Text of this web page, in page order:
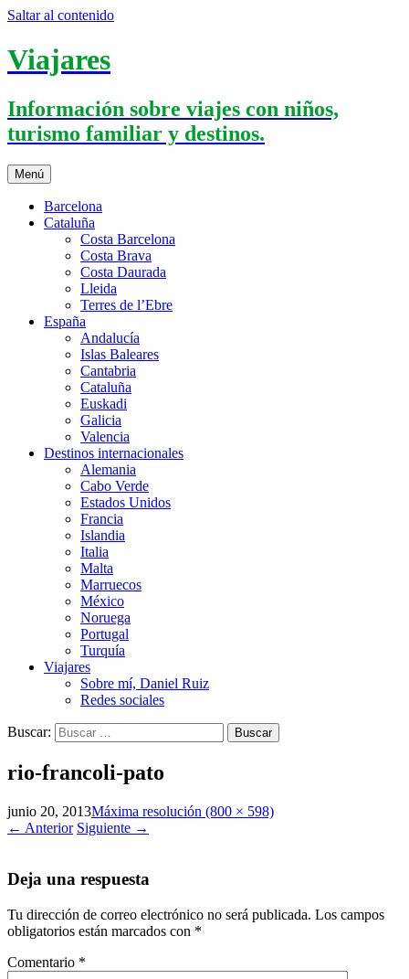
Saltar al contenido
Viajares
Información sobre viajes con niños,
turismo familiar y destinos.
Menú
Barcelona
Cataluña
Costa Barcelona
Costa Brava
Costa Daurada
Lleida
Terres de l’Ebre
España
Andalucía
Islas Baleares
Cantabria
Cataluña
Euskadi
Galicia
Valencia
Destinos internacionales
Alemania
Cabo Verde
Estados Unidos
Francia
Islandia
Italia
Malta
Marruecos
México
Noruega
Portugal
Turquía
Viajares
Sobre mí, Daniel Ruiz
Redes sociales
Buscar:
rio-francoli-pato
junio 20, 2013Máxima resolución (800 × 598)
← Anterior Siguiente →
Deja una respuesta
Tu dirección de correo electrónico no será publicada. Los campos
obligatorios están marcados con *
Comentario *